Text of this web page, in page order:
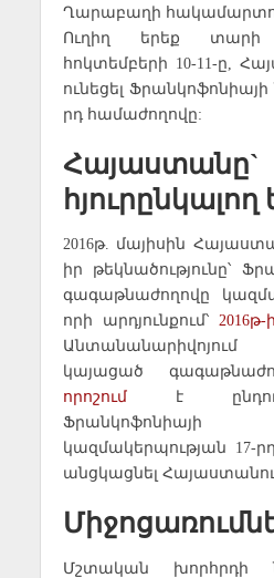
Ղարաբաղի
Ուղիղ երեք տարի
հոկտեմբերի 10-11-ը,
ունեցել
րդ համաժողովը:
Հայաստանը`
հյուրընկալող
2016թ. մայիսին
իր թեկնածությունը՝
գագաթնաժողովը
որի արդյունքում՝
կայացած
որոշումէ
Ֆրանկոֆոնիայի
կազմակերպության 17-
անցկացնել
Մշտական խորհրդի